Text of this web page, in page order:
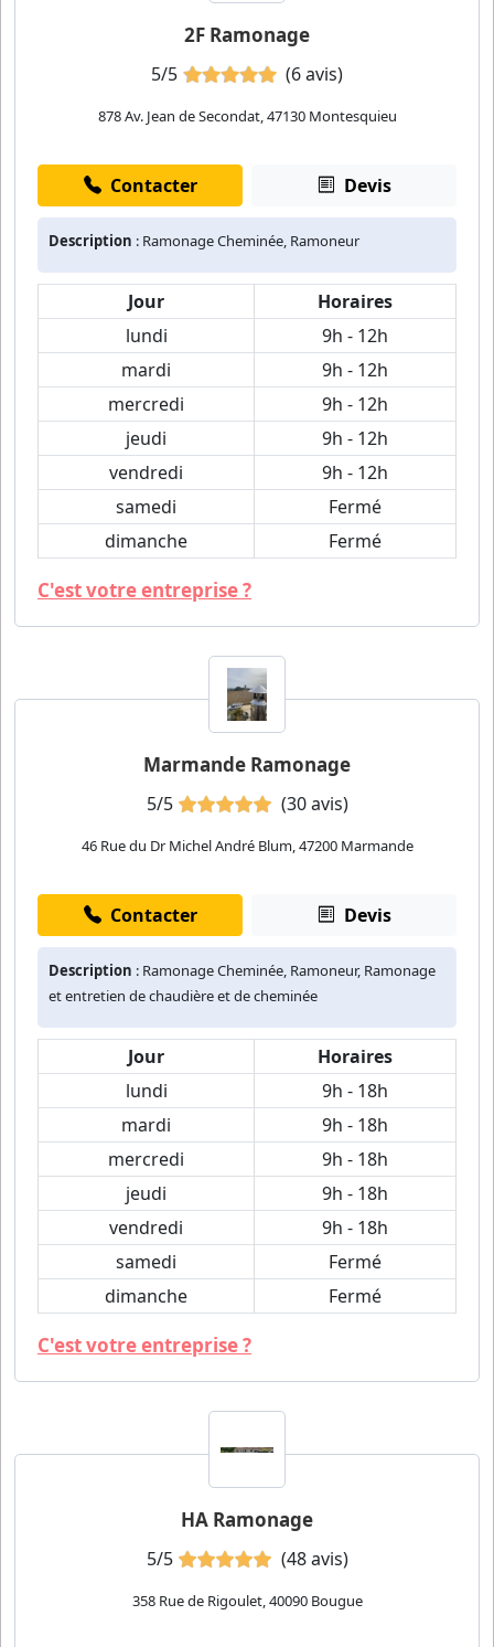
2F Ramonage
5/5 (6 avis)
878 Av. Jean de Secondat, 47130 Montesquieu
Contacter Devis
Description : Ramonage Cheminée, Ramoneur
Jour
Horaires
lundi
9h - 12h
mardi
9h - 12h
mercredi
9h - 12h
jeudi
9h - 12h
vendredi
9h - 12h
samedi
Fermé
dimanche
Fermé
C'est votre entreprise ?
Marmande Ramonage
5/5 (30 avis)
46 Rue du Dr Michel André Blum, 47200 Marmande
Contacter Devis
Description : Ramonage Cheminée, Ramoneur, Ramonage
et entretien de chaudière et de cheminée
Jour
Horaires
lundi
9h - 18h
mardi
9h - 18h
mercredi
9h - 18h
jeudi
9h - 18h
vendredi
9h - 18h
samedi
Fermé
dimanche
Fermé
C'est votre entreprise ?
HA Ramonage
5/5 (48 avis)
358 Rue de Rigoulet, 40090 Bougue